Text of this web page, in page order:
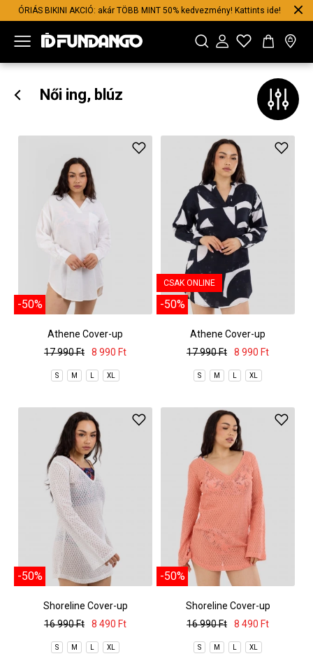
ÓRIÁS BIKINI AKCIÓ: akár TÖBB MINT 50% kedvezmény! Kattints ide!
Női ing, blúz
-50%
Athene Cover-up
17 990 Ft
8 990 Ft
S M L XL
CSAK ONLINE
-50%
Athene Cover-up
17 990 Ft
8 990 Ft
S M L XL
-50%
Shoreline Cover-up
16 990 Ft
8 490 Ft
S M L XL
-50%
Shoreline Cover-up
16 990 Ft
8 490 Ft
S M L XL